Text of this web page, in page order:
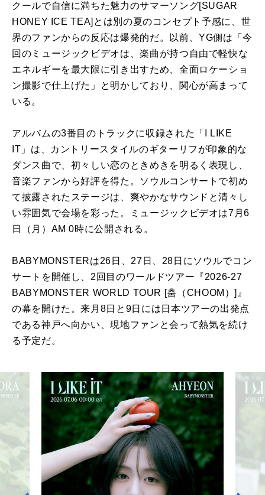
クールで自信に満ちた魅力のサマーソング[SUGAR
HONEY ICE TEA]とは別の夏のコンセプト予感に、世
界のファンからの反応は爆発的だ。以前、YG側は「今
回のミュージックビデオは、楽曲が持つ自由で軽快な
エネルギーを最大限に引き出すため、全面ロケーショ
ン撮影で仕上げた」と明かしており、関心が高まって
いる。
アルバムの3番目のトラックに収録された「I LIKE
IT」は、カントリースタイルのギターリフが印象的な
ダンス曲で、初々しい恋のときめきを明るく表現し、
音楽ファンから好評を得た。ソウルコンサートで初め
て披露されたステージは、爽やかなサウンドと清々し
い雰囲気で会場を彩った。ミュージックビデオは7月6
日（月）AM 0時に公開される。
BABYMONSTERは26日、27日、28日にソウルでコン
サートを開催し、2回目のワールドツアー『2026-27
BABYMONSTER WORLD TOUR [춤（CHOOM）]』
の幕を開けた。来月8日と9日には日本ツアーの出発点
である神戸へ向かい、現地ファンと会って熱気を続け
る予定だ。